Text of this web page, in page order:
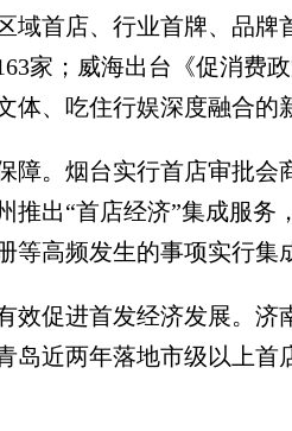
域首店、行业首牌、品牌
家；威海出台《促消费
体、吃住行娱深度融合的
。烟台实行首店审批会
推出“首店经济”集成服务
等高频发生的事项实行集
促进首发经济发展。济
岛近两年落地市级以上